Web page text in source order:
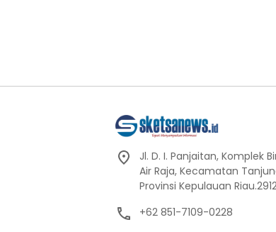
Jl. D. I. Panjaitan, Komplek
Air Raja, Kecamatan
Provinsi Kepulauan
+62 851-7109-0228